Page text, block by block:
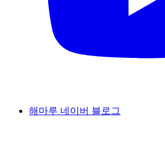
해마루 네이버 블로그